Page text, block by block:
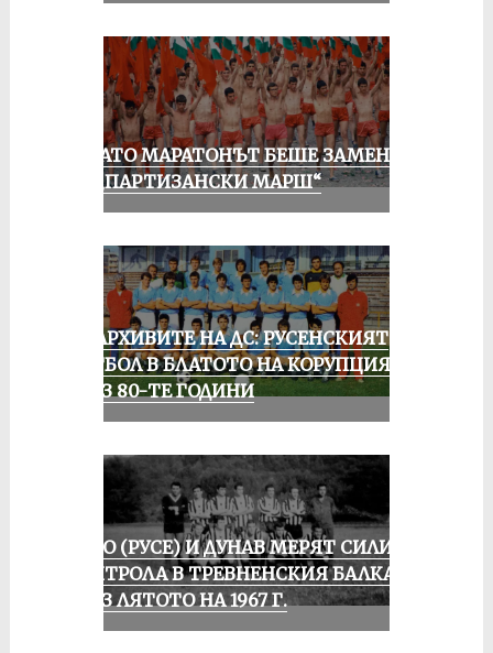
КОГАТО МАРАТОНЪТ БЕШЕ ЗАМЕНЕН
ОТ „ПАРТИЗАНСКИ МАРШ“
ИЗ АРХИВИТЕ НА ДС: РУСЕНСКИЯТ
ФУТБОЛ В БЛАТОТО НА КОРУПЦИЯТА
ПРЕЗ 80-ТЕ ГОДИНИ
ЛОКО (РУСЕ) И ДУНАВ МЕРЯТ СИЛИ В
КОНТРОЛА В ТРЕВНЕНСКИЯ БАЛКАН
ПРЕЗ ЛЯТОТО НА 1967 Г.